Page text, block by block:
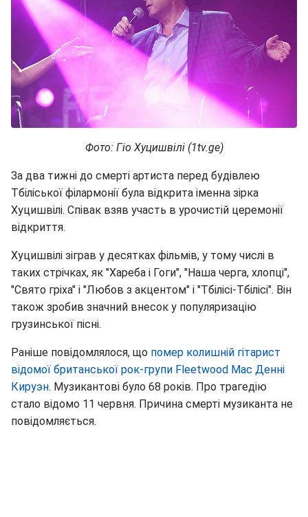
Фото: Гіо Хуцишвілі (1tv.ge)
За два тижні до смерті артиста перед будівлею
Тбіліської філармонії була відкрита іменна зірка
Хуцишвілі. Співак взяв участь в урочистій церемонії
відкриття.
Хуцишвілі зіграв у десятках фільмів, у тому числі в
таких стрічках, як "Хареба і Гоги", "Наша черга, хлопці",
"Свято гріха" і "Любов з акцентом" і "Тбілісі-Тбілісі". Він
також зробив значний внесок у популяризацію
грузинської пісні.
Раніше повідомлялося, що помер колишній гітарист
відомої британської рок-групи Fleetwood Mac Денні
Кируэн. Музикантові було 68 років. Про трагедію
стало відомо 11 червня. Причина смерті музиканта не
повідомляється.